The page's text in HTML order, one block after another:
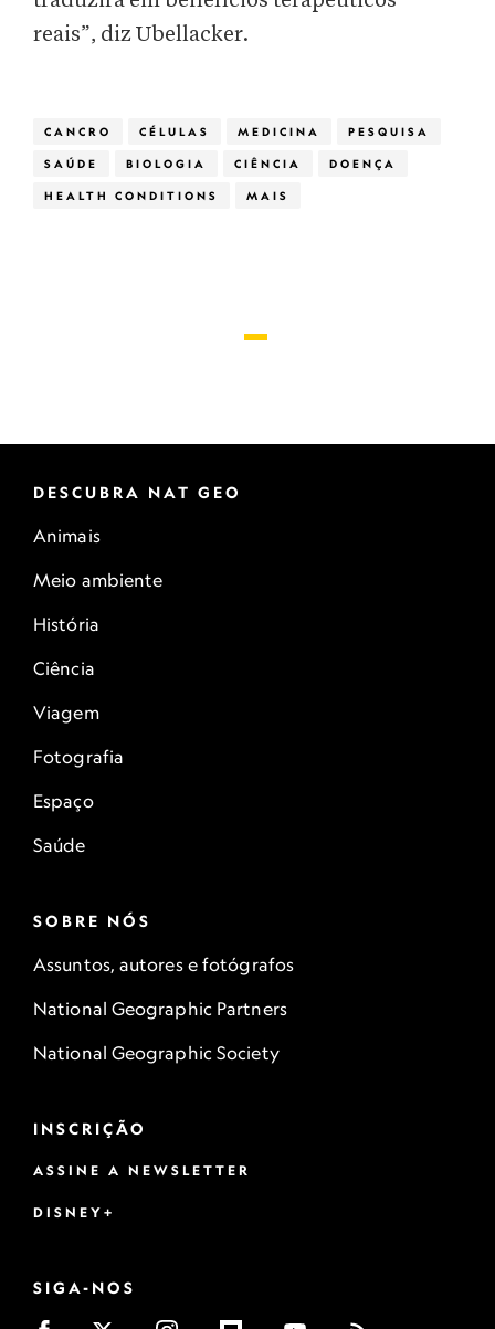
reais”, diz Ubellacker.
CANCRO CÉLULAS MEDICINA PESQUISA
SAÚDE BIOLOGIA CIÊNCIA DOENÇA
HEALTH CONDITIONS MAIS
DESCUBRA NAT GEO
Animais
Meio ambiente
História
Ciência
Viagem
Fotografia
Espaço
Saúde
SOBRE NÓS
Assuntos, autores e fotógrafos
National Geographic Partners
National Geographic Society
INSCRIÇÃO
ASSINE A NEWSLETTER
DISNEY+
SIGA-NOS